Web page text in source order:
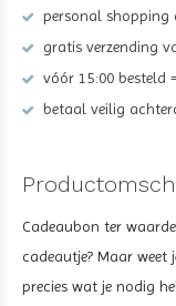
personal shopping
gratis verzending
vóór 15:00 besteld
betaal veilig
Cadeaubon ter
cadeautje? Maar weet
precies wat je nodig